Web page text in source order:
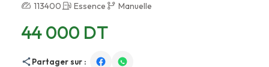
113400 Essence Manuelle
44 000 DT
Partager sur :